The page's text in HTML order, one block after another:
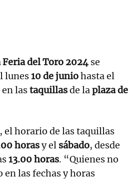
Feria del Toro 2024 se
lunes10 de juniohasta el
en lastaquillasde laplaza de
, el horario de las taquillas
horasy el sábado, desde
13.00 horas. “Quienes no
en las fechas y horas